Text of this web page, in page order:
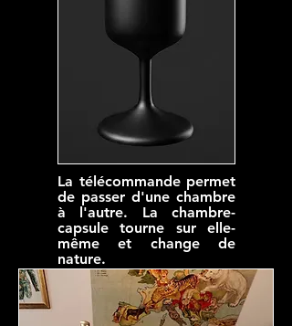
La télécommande permet
de passer d'une chambre
à l'autre. La chambre-
capsule tourne sur elle-
même et change de
nature.